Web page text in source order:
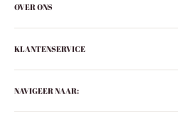
OVER ONS
De gezelligste ‘leuke-dingen-winkel’
Bunschoten-Spakenburg.
Adres:
De Ziel 21
KLANTENSERVICE
Retourneren
Verzenden
NAVIGEER NAAR: